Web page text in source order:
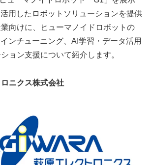
用したロボットソリューションを提供
向けに、ヒューマノイドロボットの
ンチューニング、AI学習・データ活用
ョン支援について紹介します。
ニクス株式会社